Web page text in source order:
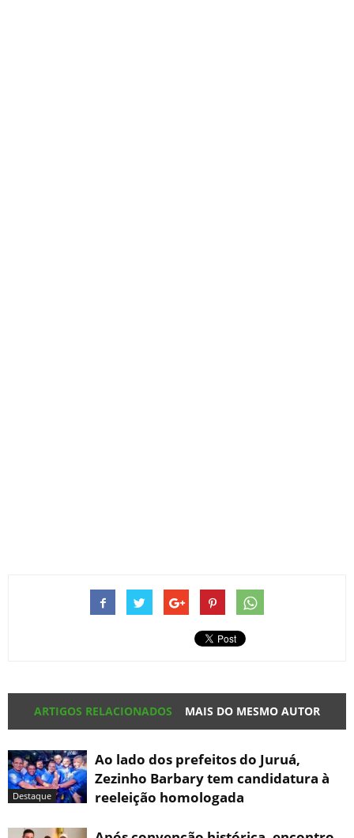
ARTIGOS RELACIONADOS MAIS DO MESMO AUTOR
Destaque
Ao lado dos prefeitos do Juruá,
Zezinho Barbary tem candidatura à
reeleição homologada